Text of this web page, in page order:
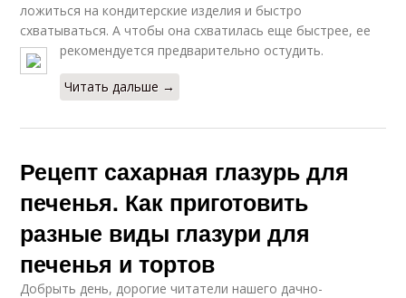
ложиться на кондитерские изделия и быстро
схватываться. А чтобы она схватилась еще быстрее, ее
рекомендуется предварительно остудить.
Читать дальше →
Рецепт сахарная глазурь для
печенья. Как приготовить
разные виды глазури для
печенья и тортов
Добрыть день, дорогие читатели нашего дачно-